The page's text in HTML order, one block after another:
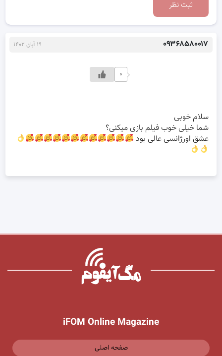
ثبت نظر
۰۹۳۶۸۵۸۰۰۱۷ ۱۹ آبان ۱۴۰۲
۰
سلام خوبی
شما خیلی خوب فیلم بازی میکنی؟
عشق اورژانسی عالی بود
iFOM Online Magazine
صفحه اصلی